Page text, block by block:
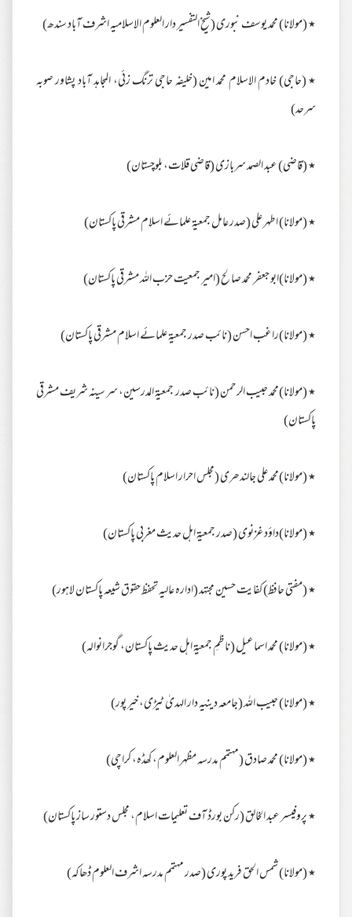
٭ (مولانا) محمد یوسف نبوری (شیخ التفسیر دار العلوم الاسلامیہ اشرف آباد سندھ)
٭ (حاجی) خادم الاسلام محمد امین (خلیفہ حاجی ترنگ زئی، المجاہد آباد پشاور صوبہ
سرحد)
٭ (قاضی) عبد الصمد سربازی (قاضی قلات، بلوچستان)
٭ (مولانا) اطہر علی (صدر عامل جمعیۃ علمائے اسلام مشرقی پاکستان)
٭ (مولانا)ابو جعفر محمد صالح (امیر جمعیت حزب اللہ مشرقی پاکستان)
٭ (مولانا)راغب احسن (نائب صدر جمعیۃ علمائے اسلام مشرقی پاکستان)
٭ (مولانا)محمد حبیب الرحمن (نائب صدر جمعیۃ المدرسین، سر سینہ شریف مشرقی
پاکستان)
٭ (مولانا)محمد علی جالندھری (مجلس احرار اسلام پاکستان)
٭ (مولانا)داؤد غزنوی (صدر جمعیۃ اہل حدیث مغربی پاکستان)
٭ (مفتی حافظ) کفایت حسین مجتہد (ادارہ عالیہ تحفظ حقوق شیعہ پاکستان لاہور)
٭ (مولانا) محمد اسماعیل (ناظمِ جمعیۃ اہل حدیث پاکستان، گوجرانوالہ)
٭ (مولانا) حبیب اللہ (جامعہ دینیہ دار الہدیٰ ٹیڑی، خیر پور)
٭ (مولانا) محمد صادق (مہتمم مدرسہ مظہر العلوم، کھڈہ، کراچی)
٭ پروفیسر عبد الخالق (رکن بورڈ آف تعلیمات اسلام، مجلس دستور ساز پاکستان)
٭ (مولانا) شمس الحق فرید پوری (صدر مہتمم مدرسہ اشرف العلوم ڈھاکہ)